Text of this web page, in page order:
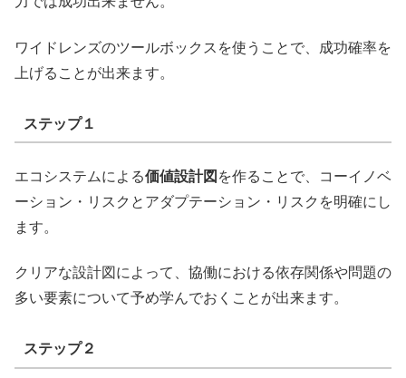
ワイドレンズのツールボックスを使うことで、成功確率を
上げることが出来ます。
ステップ１
エコシステムによる価値設計図 を作ることで、コーイノベ
ーション・リスクとアダプテーション・リスクを明確にし
ます。
クリアな設計図によって、協働における依存関係や問題の
多い要素について予め学んでおくことが出来ます。
ステップ２